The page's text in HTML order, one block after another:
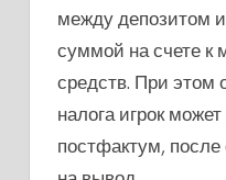
между депозитом
суммой на счете к
средств. При этом
налога игрок
постфактум,